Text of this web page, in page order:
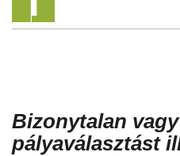
Bizonytalan
pályaválasztást